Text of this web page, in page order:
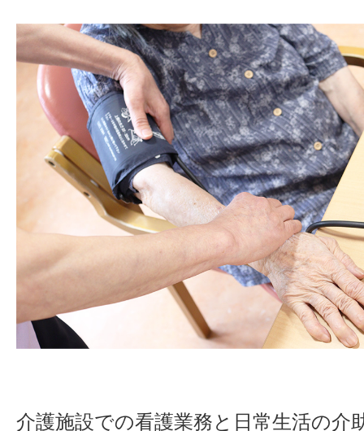
介護施設での看護業務と日常生活の介